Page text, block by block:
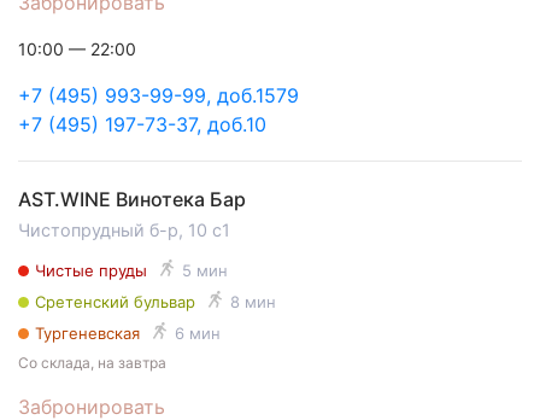
+7 (495) 993-99-99, доб.1579
+7 (495) 197-73-37, доб.10
10:00 — 22:00
AST.WINE Винотека Бар
Чистопрудный б-р, 10 с1
Чистые пруды
5 мин
Сретенский бульвар
8 мин
Тургеневская
6 мин
Забронировать
Со склада, на завтра